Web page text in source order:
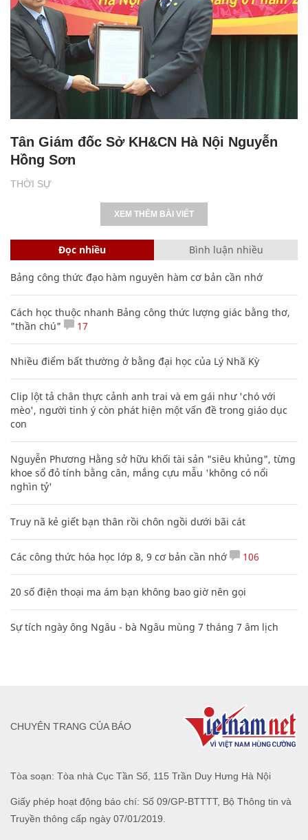
THỜI SỰ
Tân Giám đốc Sở KH&CN Hà Nội Nguyễn
Hồng Sơn
XEM THÊM BÀI VIẾT
Đọc nhiều Bình luận nhiều
Bảng công thức đạo hàm nguyên hàm cơ bản cần nhớ
Cách học thuộc nhanh Bảng công thức lượng giác bằng thơ,
"thần chú"
17
Nhiều điểm bất thường ở bằng đại học của Lý Nhã Kỳ
Clip lột tả chân thực cảnh anh trai và em gái như 'chó với
mèo', người tinh ý còn phát hiện một vấn đề trong giáo dục
con
Nguyễn Phương Hằng sở hữu khối tài sản "siêu khủng", từng
khoe sổ đỏ tính bằng cân, mắng cựu mẫu 'không có nổi
nghìn tỷ'
Truy nã kẻ giết bạn thân rồi chôn ngồi dưới bãi cát
Các công thức hóa học lớp 8, 9 cơ bản cần nhớ 106
20 số điện thoại ma ám bạn không bao giờ nên gọi
Sự tích ngày ông Ngâu - bà Ngâu mùng 7 tháng 7 âm lịch
Tòa soạn: Tòa nhà Cục Tần Số, 115 Trần Duy Hưng Hà Nội
Giấy phép hoạt động báo chí: Số 09/GP-BTTTT, Bộ Thông tin và
Truyền thông cấp ngày 07/01/2019.
CHUYÊN TRANG CỦA BÁO